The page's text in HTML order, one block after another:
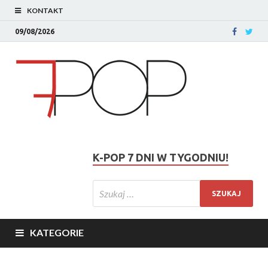
KONTAKT
09/08/2026
K-POP 7 DNI W TYGODNIU!
KATEGORIE